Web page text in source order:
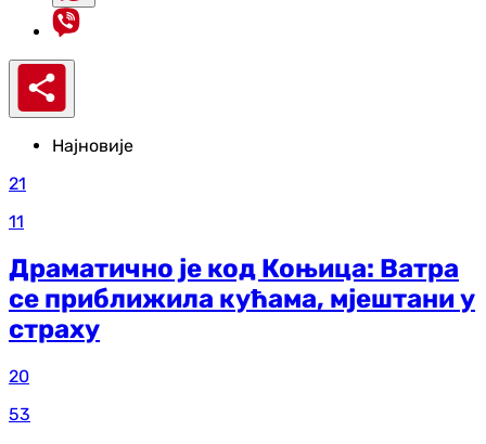
Најновије
21
11
Драматично је код Коњица: Ватра
се приближила кућама, мјештани у
страху
20
53